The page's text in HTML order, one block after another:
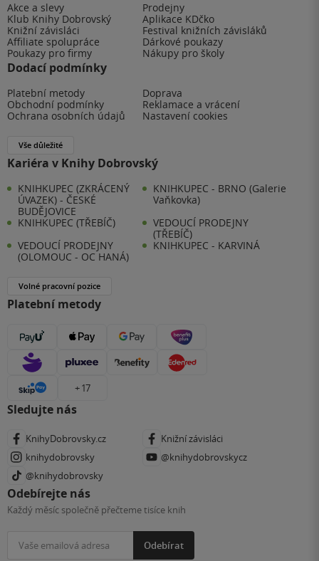
Akce a slevy
Prodejny
Klub Knihy Dobrovský
Aplikace KDčko
Knižní závisláci
Festival knižních závisláků
Affiliate spolupráce
Dárkové poukazy
Poukazy pro firmy
Nákupy pro školy
Dodací podmínky
Platební metody
Doprava
Obchodní podmínky
Reklamace a vrácení
Ochrana osobních údajů
Nastavení cookies
Vše důležité
Kariéra v Knihy Dobrovský
KNIHKUPEC (ZKRÁCENÝ
ÚVAZEK) - ČESKÉ
BUDĚJOVICE
KNIHKUPEC - BRNO (Galerie
Vaňkovka)
KNIHKUPEC (TŘEBÍČ)
VEDOUCÍ PRODEJNY
(TŘEBÍČ)
VEDOUCÍ PRODEJNY
(OLOMOUC - OC HANÁ)
KNIHKUPEC - KARVINÁ
Volné pracovní pozice
Platební metody
+ 17
Sledujte nás
KnihyDobrovsky.cz
Knižní závisláci
knihydobrovsky
@knihydobrovskycz
@knihydobrovsky
Odebírejte nás
Každý měsíc společně přečteme tisíce knih
Odebírat